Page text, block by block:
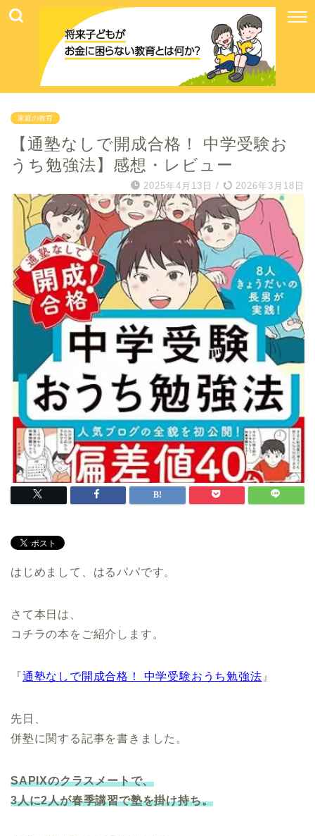
家庭の教育
【通塾なしで開成合格！ 中学受験お
うち勉強法】感想・レビュー
2025年4月13日 / 2026年3月18日
はじめまして、はるパパです。
さて本日は、
コチラの本をご紹介します。
『通塾なしで開成合格！ 中学受験おうち勉強法 』
先日、
併塾に関する記事を書きました。
SAPIXのクラスメートで、
3人に2人が春季講習で塾を掛け持ち。